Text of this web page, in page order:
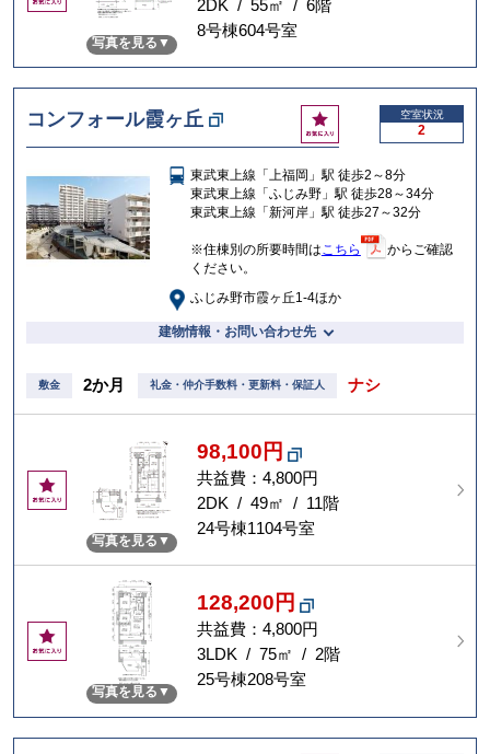
気
り
写真を見る
2DK / 55㎡ / 6階
8号棟604号室
コンフォール霞ヶ丘
お
気
入
り
空室状況
2
東武東上線「上福岡」駅 徒歩2～8分
東武東上線「ふじみ野」駅 徒歩28～34分
東武東上線「新河岸」駅 徒歩27～32分
※住棟別の所要時間は こちら
からご確認
ください。
ふじみ野市霞ヶ丘1-4ほか
建物情報・お問い合わせ先
敷金 2か月 礼金・仲介手数料・更新料・保証人 ナシ
お
気
り
写真を見る
98,100円
共益費：4,800円
2DK / 49㎡ / 11階
24号棟1104号室
お
気
り
写真を見る
128,200円
共益費：4,800円
3LDK / 75㎡ / 2階
25号棟208号室